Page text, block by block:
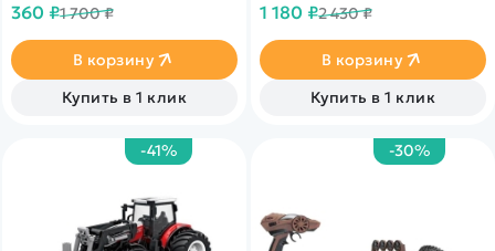
Крутятся колеса.
360 ₽1 700 ₽
В корзину
Купить в 1 клик
безопасна для детей.
1 180 ₽2 430 ₽
В корзину
Купить в 1 клик
-41% -30%